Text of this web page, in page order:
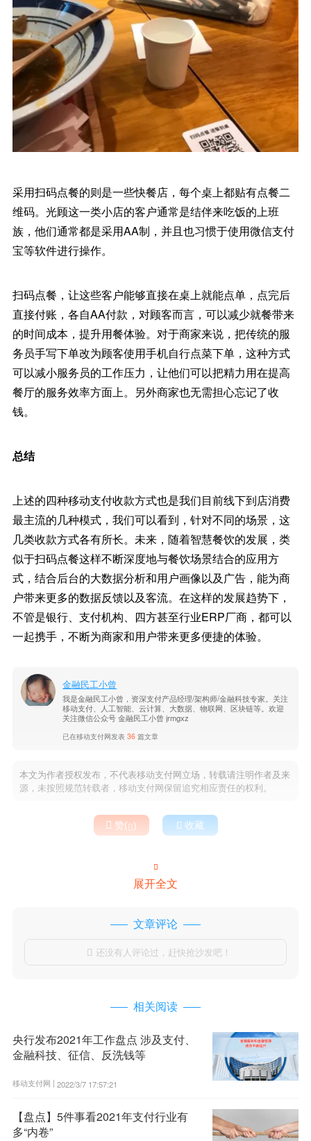
采用扫码点餐的则是一些快餐店，每个桌上都贴有点餐二
维码。光顾这一类小店的客户通常是结伴来吃饭的上班
族，他们通常都是采用AA制，并且也习惯于使用微信支付
宝等软件进行操作。
扫码点餐，让这些客户能够直接在桌上就能点单，点完后
直接付账，各自AA付款，对顾客而言，可以减少就餐带来
的时间成本，提升用餐体验。对于商家来说，把传统的服
务员手写下单改为顾客使用手机自行点菜下单，这种方式
可以减小服务员的工作压力，让他们可以把精力用在提高
餐厅的服务效率方面上。另外商家也无需担心忘记了收
钱。
总结
上述的四种移动支付收款方式也是我们目前线下到店消费
最主流的几种模式，我们可以看到，针对不同的场景，这
几类收款方式各有所长。未来，随着智慧餐饮的发展，类
似于扫码点餐这样不断深度地与餐饮场景结合的应用方
式，结合后台的大数据分析和用户画像以及广告，能为商
户带来更多的数据反馈以及客流。在这样的发展趋势下，
不管是银行、支付机构、四方甚至行业ERP厂商，都可以
一起携手，不断为商家和用户带来更多便捷的体验。
金融民工小曾
我是金融民工小曾，资深支付产品经理/架构师/金融科技专家。关注
移动支付、人工智能、云计算、大数据、物联网、区块链等。欢迎
关注微信公众号 金融民工小曾 jrmgxz
已在移动支付网发表36 篇文章
本文为作者授权发布，不代表移动支付网立场，转载请注明作者及来
源，未按照规范转载者，移动支付网保留追究相应责任的权利。
 赞()  收藏

展开全文
文章评论
 还没有人评论过，赶快抢沙发吧！
相关阅读
央行发布2021年工作盘点 涉及支付、
金融科技、征信、反洗钱等
移动支付网 | 2022/3/7 17:57:21
【盘点】5件事看2021年支付行业有
多“内卷”